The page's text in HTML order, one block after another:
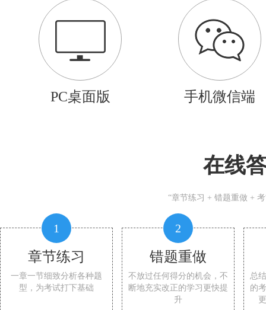
PC桌面版 手机微信端
在线
“章节练习 + 错题重做 +
1
章节练习
一章一节细致分析各种题
型，为考试打下基础
2
错题重做
不放过任何得分的机会，不
断地充实改正的学习更快提
升
总
的